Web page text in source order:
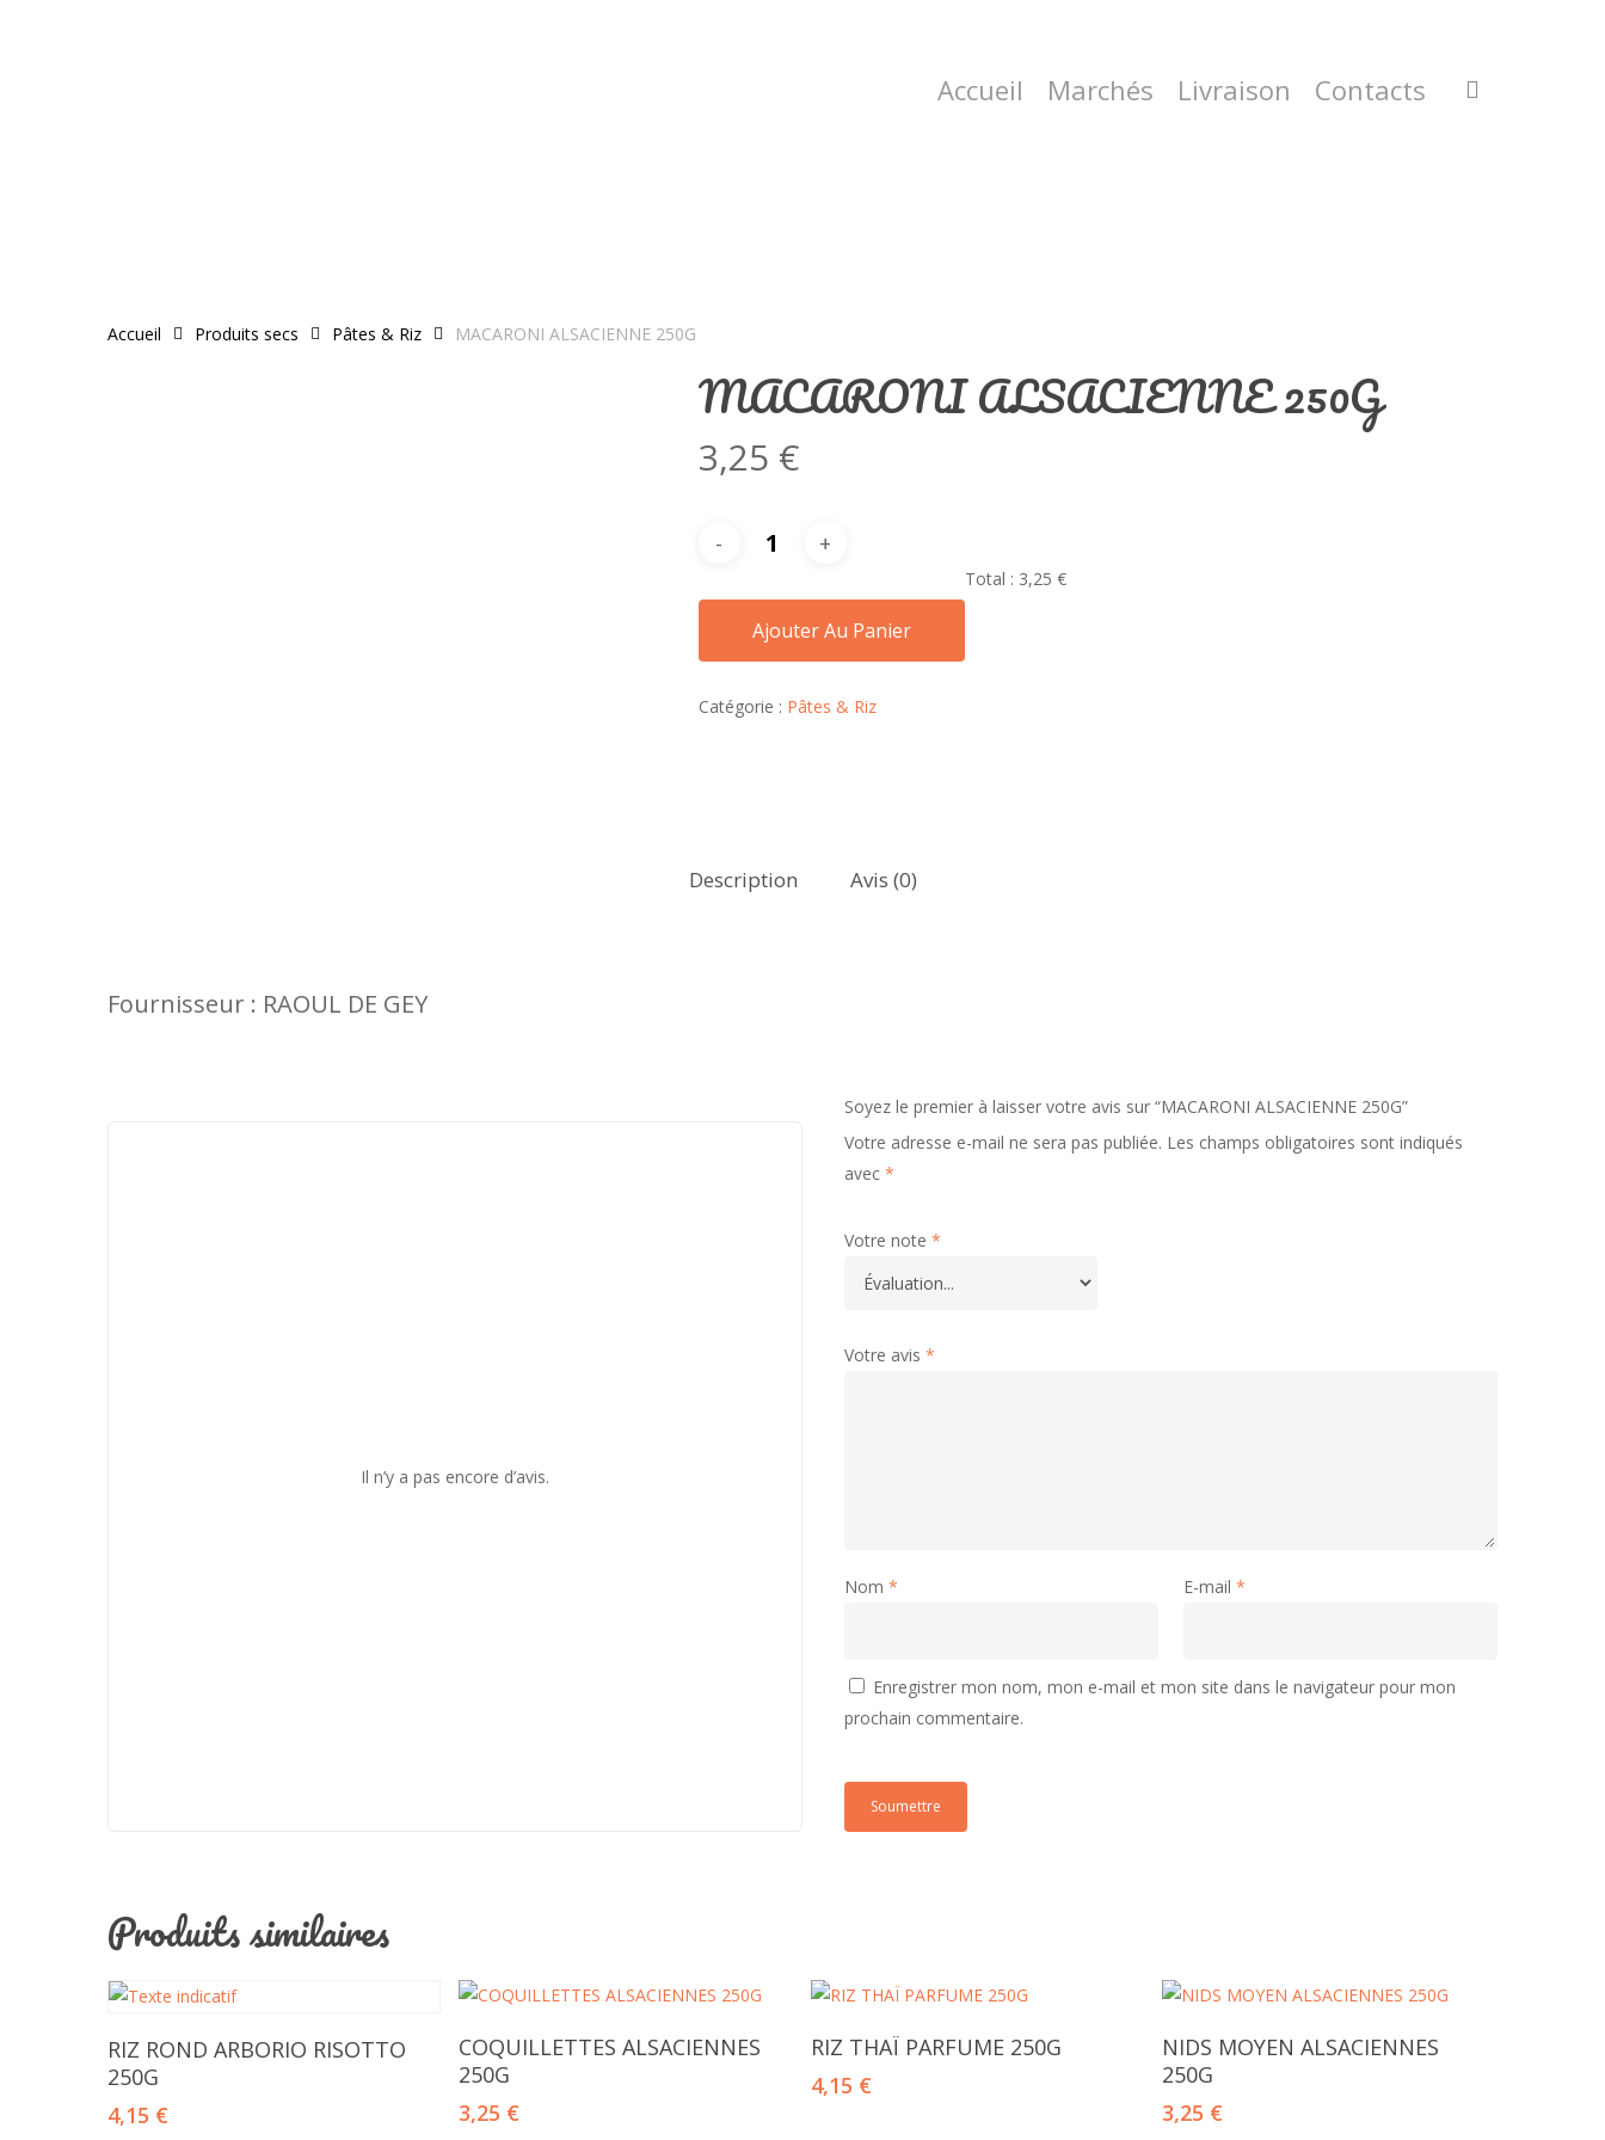
Accueil Marchés Livraison Contacts
Accueil Produits secs Pâtes & Riz MACARONI ALSACIENNE 250G
MACARONI ALSACIENNE 250G
3,25 €
Ajouter Au Panier
Total : 3,25 €
Catégorie : Pâtes & Riz
Description Avis (0)
Fournisseur : RAOUL DE GEY
Il n’y a pas encore d’avis.
Soyez le premier à laisser votre avis sur “MACARONI ALSACIENNE 250G”
Votre adresse e-mail ne sera pas publiée. Les champs obligatoires sont indiqués
avec *
Votre note *
Votre avis *
Nom * E-mail*
Enregistrer mon nom, mon e-mail et mon site dans le navigateur pour mon
prochain commentaire.
Produits similaires
Ajouter Au Panier
RIZ ROND ARBORIO RISOTTO
250G
4,15 €
Ajouter Au Panier
COQUILLETTES ALSACIENNES
250G
3,25 €
Ajouter Au Panier
RIZ THAÏ PARFUME 250G
4,15 €
Lire La Suite
NIDS MOYEN ALSACIENNES
250G
3,25 €